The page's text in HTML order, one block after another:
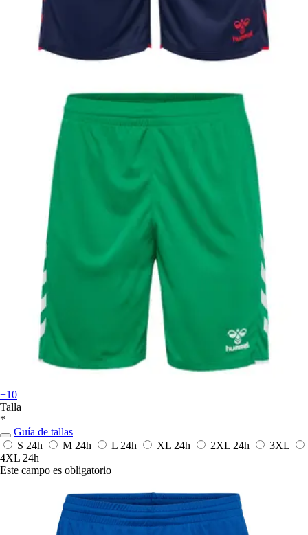
+10
Talla
*
Guía de tallas
S 24h M 24h L 24h XL 24h 2XL 24h
3XL
4XL 24h
Este campo es obligatorio